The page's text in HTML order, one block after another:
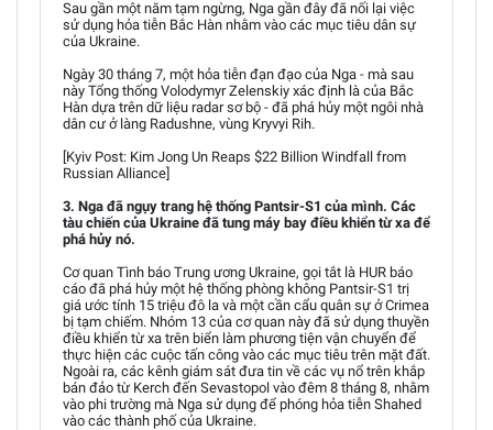
Sau gần một năm tạm ngừng, Nga gần đây đã nối lại việc
sử dụng hỏa tiễn Bắc Hàn nhằm vào các mục tiêu dân sự
của Ukraine.
Ngày 30 tháng 7, một hỏa tiễn đạn đạo của Nga - mà sau
này Tổng thống Volodymyr Zelenskiy xác định là của Bắc
Hàn dựa trên dữ liệu radar sơ bộ - đã phá hủy một ngôi nhà
dân cư ở làng Radushne, vùng Kryvyi Rih.
[Kyiv Post: Kim Jong Un Reaps $22 Billion Windfall from
Russian Alliance]
3. Nga đã ngụy trang hệ thống Pantsir-S1 của mình. Các
tàu chiến của Ukraine đã tung máy bay điều khiển từ xa để
phá hủy nó.
Cơ quan Tình báo Trung ương Ukraine, gọi tắt là HUR báo
cáo đã phá hủy một hệ thống phòng không Pantsir-S1 trị
giá ước tính 15 triệu đô la và một cần cẩu quân sự ở Crimea
bị tạm chiếm. Nhóm 13 của cơ quan này đã sử dụng thuyền
điều khiển từ xa trên biển làm phương tiện vận chuyển để
thực hiện các cuộc tấn công vào các mục tiêu trên mặt đất.
Ngoài ra, các kênh giám sát đưa tin về các vụ nổ trên khắp
bán đảo từ Kerch đến Sevastopol vào đêm 8 tháng 8, nhằm
vào phi trường mà Nga sử dụng để phóng hỏa tiễn Shahed
vào các thành phố của Ukraine.